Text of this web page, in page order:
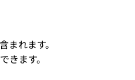
れます。
ます。